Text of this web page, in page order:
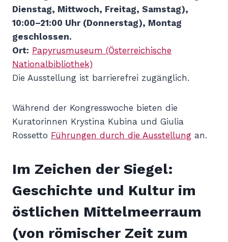
Dienstag, Mittwoch, Freitag, Samstag),
10:00–21:00 Uhr (Donnerstag), Montag
geschlossen.
Ort: Papyrusmuseum (Österreichische
Nationalbibliothek)
Die Ausstellung ist barrierefrei zugänglich.
Während der Kongresswoche bieten die
Kuratorinnen Krystina Kubina und Giulia
Rossetto Führungen durch die Ausstellung an.
Im Zeichen der Siegel:
Geschichte und Kultur im
östlichen Mittelmeerraum
(von römischer Zeit zum